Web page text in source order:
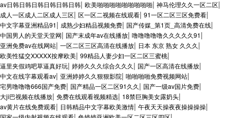
av日韩日韩日韩日韩日韩日韩| 欧美啪啪啪啪啪啪啪啪啪| 神马伦理久久一区二区|
成人一区成人二区成人三区| 区一区二视频在线观看| 91一区二区三区免费看|
中文字幕亚洲精品91| 成熟少妇精品视频免费| 国产传媒_第1页_高清免费在线|
中国男人的天堂天堂网| 国产末成年av在线播放| 噜噜噜噜噜久久久久久91|
亚洲免费av在线网站| 一区二区三区高清在线播放| 日本 东京 熟女 久久久|
欧美性猛交XXXXX按摩欧美| 99精品人妻少妇一区二区三蜜桃|
逼里夹假鸡吧草逼真好玩| 婷婷久久久综合久久久| 国产一区高清在线播放|
中文在线字幕观看av| 亚洲婷婷久久狠狠影院| 啪啪啪啪免费视频网站|
宅男噜噜噜666国产免费| 国产精品一区二区91久久| 国产一级av国片免费|
大ji巴视频在线播放| 免费在线观看视频精选| 18禁巨胸美女露奶头|
av黄片在线免费观看| 日韩精品中文字幕欧美激情| 午夜天天操夜夜操操操操|